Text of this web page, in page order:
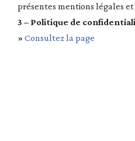
présentes mentions légales
3 – Politique de
» Consultez la page